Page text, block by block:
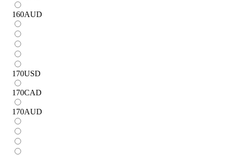
160AUD
170USD
170CAD
170AUD